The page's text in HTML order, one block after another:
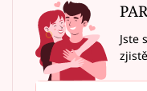
Jste